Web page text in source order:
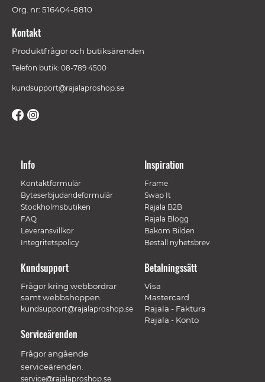
Org. nr: 516404-8810
Kontakt
Produktfrågor och butiksärenden
Telefon butik: 08-789 4500
kundsupport@rajalaproshop.se
Info
Kontaktformulär
Byteserbjudandeformulär
Stockholmsbutiken
FAQ
Leveransvillkor
Integritetspolicy
Inspiration
Frame
Swap It
Rajala B2B
Rajala Blogg
Bakom Bilden
Beställ nyhetsbrev
Betalningssätt
Visa
Mastercard
Rajala - Faktura
Rajala - Konto
Kundsupport
Frågor kring webbordrar
samt webbshoppen.
kundsupport@rajalaproshop.se
Serviceärenden
Frågor angående
serviceärenden.
service@rajalaproshop.se